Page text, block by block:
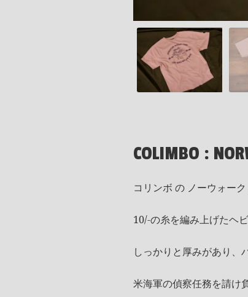
COLIMBO :
コリンボ の ノーウォー
10/-の糸を編み上げたヘ
しっかりと厚みがあり、
米海軍の偵察任務を請け